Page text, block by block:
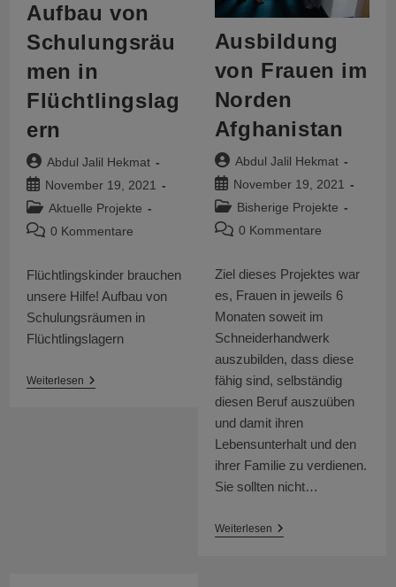
Aufbau von
Schulungsräu
men in
Flüchtlingslag
ern
Beitrags-
Autor:
Abdul Jalil Hekmat
Beitrag
veröffentlicht:
November 19, 2021
Beitrags-
Kategorie:
Aktuelle Projekte
Beitrags-0 Kommentare
Flüchtlingskinder brauchen
unsere Hilfe! Aufbau von
Schulungsräumen in
Flüchtlingslagern
WeiterlesenAufbau
Ausbildung
von Frauen im
Norden
Afghanistan
Beitrags-
Autor:
Abdul Jalil Hekmat
Beitrag
veröffentlicht:
November 19, 2021
Beitrags-
Kategorie:
Bisherige Projekte
Beitrags-0 Kommentare
Ziel dieses Projektes war
es, Frauen in jeweils 6
Monaten soweit im
Schneiderhandwerk
auszubilden, dass diese
fähig sind, selbständig
diesen Beruf auszuüben
und damit ihren
Lebensunterhalt und den
ihrer Familie zu verdienen.
Sie sollten nicht…
WeiterlesenAusbildung